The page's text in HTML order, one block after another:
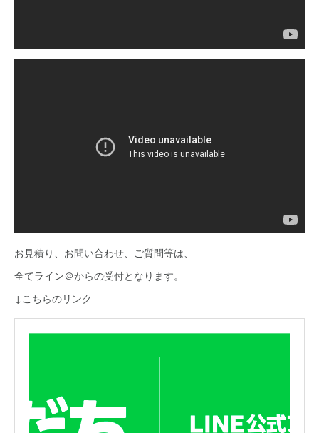
お見積り、お問い合わせ、ご質問等は、
全てライン＠からの受付となります。
↓こちらのリンク